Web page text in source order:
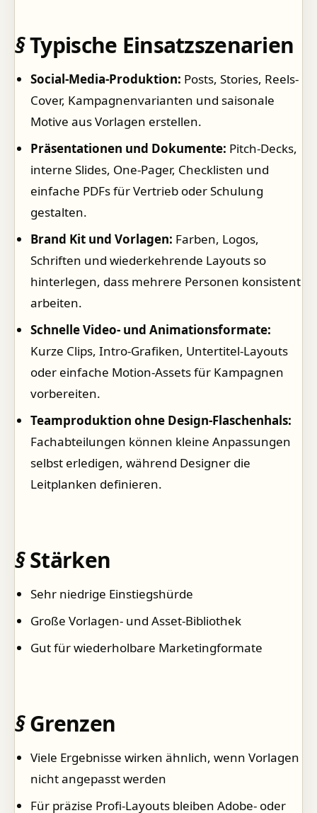
Typische Einsatzszenarien
Social-Media-Produktion: Posts, Stories, Reels-
Cover, Kampagnenvarianten und saisonale
Motive aus Vorlagen erstellen.
Präsentationen und Dokumente: Pitch-Decks,
interne Slides, One-Pager, Checklisten und
einfache PDFs für Vertrieb oder Schulung
gestalten.
Brand Kit und Vorlagen: Farben, Logos,
Schriften und wiederkehrende Layouts so
hinterlegen, dass mehrere Personen konsistent
arbeiten.
Schnelle Video- und Animationsformate:
Kurze Clips, Intro-Grafiken, Untertitel-Layouts
oder einfache Motion-Assets für Kampagnen
vorbereiten.
Teamproduktion ohne Design-Flaschenhals:
Fachabteilungen können kleine Anpassungen
selbst erledigen, während Designer die
Leitplanken definieren.
Stärken
Sehr niedrige Einstiegshürde
Große Vorlagen- und Asset-Bibliothek
Gut für wiederholbare Marketingformate
Grenzen
Viele Ergebnisse wirken ähnlich, wenn Vorlagen
nicht angepasst werden
Für präzise Profi-Layouts bleiben Adobe- oder